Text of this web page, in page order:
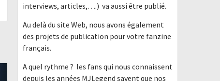
interviews, articles,….) va aussi être publié.
Au delà du site Web, nous avons également
des projets de publication pour votre fanzine
français.
A quel rythme ? les fans qui nous connaissent
depuis les années MJLegend savent que nos